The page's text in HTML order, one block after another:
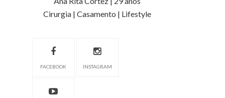
Cirurgia | Casamento | Lifestyle
FACEBOOK INSTAGRAM